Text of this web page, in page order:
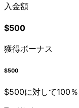
入金額
$500
獲得ボーナス
$500
$500に対して100％